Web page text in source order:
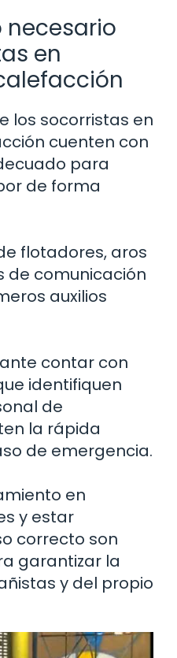
necesario
en
los socorristas en
cuenten con
para
de forma
flotadores, aros
de comunicación
auxilios
contar con
identifiquen
de
la rápida
de emergencia.
en
y estar
correcto son
garantizar la
y del propio